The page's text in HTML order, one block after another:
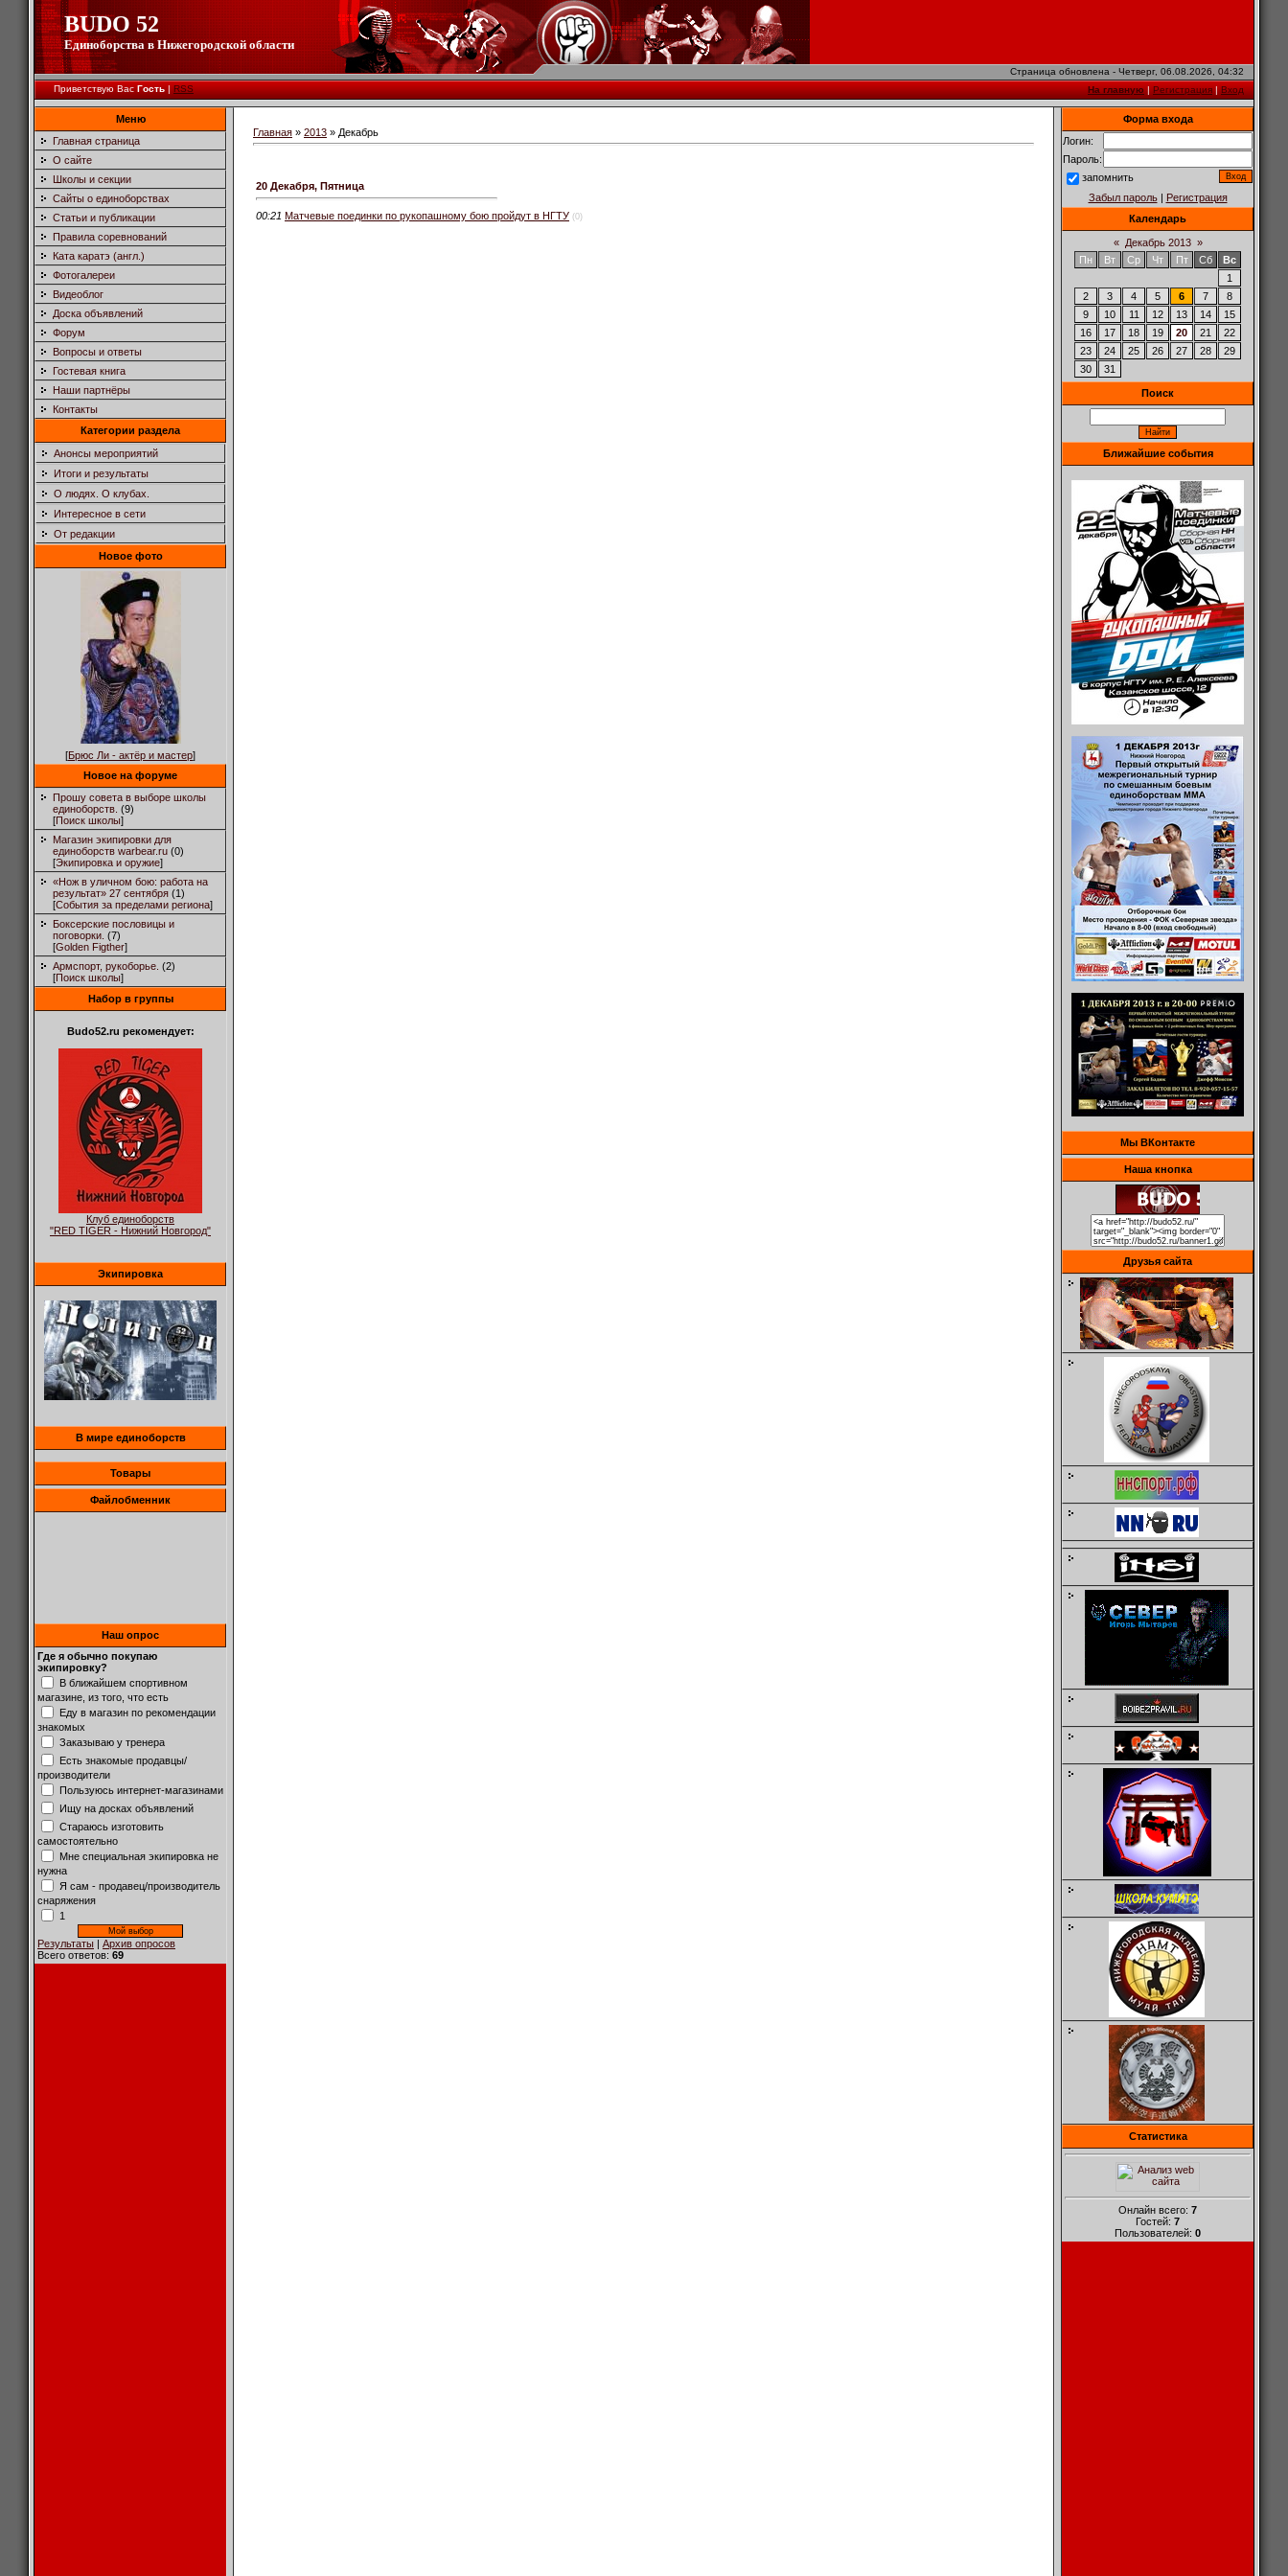
BUDO 52
Единоборства в Нижегородской области
Страница обновлена - Четверг, 06.08.2026, 04:32
Приветствую Вас Гость|RSS На главную|Регистрация|Вход
Меню
Главная страница
О сайте
Школы и секции
Сайты о единоборствах
Статьи и публикации
Правила соревнований
Ката каратэ (англ.)
Фотогалереи
Видеоблог
Доска объявлений
Форум
Вопросы и ответы
Гостевая книга
Наши партнёры
Контакты
Категории раздела
Анонсы мероприятий
Итоги и результаты
О людях. О клубах.
Интересное в сети
От редакции
Новое фото
[Брюс Ли - актёр и мастер]
Новое на форуме
Прошу совета в выборе школы
единоборств. (9)
[Поиск школы]
Магазин экипировки для
единоборств warbear.ru (0)
[Экипировка и оружие]
«Нож в уличном бою: работа на
результат» 27 сентября (1)
[События за пределами региона]
Боксерские пословицы и
поговорки. (7)
[Golden Figther]
Армспорт, рукоборье. (2)
[Поиск школы]
Набор в группы
Budo52.ru рекомендует:
Клуб единоборств
"RED TIGER - Нижний Новгород"
Экипировка
В мире единоборств
Товары
Файлобменник
Наш опрос
Где я обычно покупаю
экипировку?
В ближайшем спортивном
магазине, из того, что есть
Еду в магазин по рекомендации
знакомых
Заказываю у тренера
Есть знакомые продавцы/
производители
Пользуюсь интернет-магазинами
Ищу на досках объявлений
Стараюсь изготовить
самостоятельно
Мне специальная экипировка не
нужна
Я сам - продавец/производитель
снаряжения
1
Результаты | Архив опросов
Всего ответов: 69
Главная » 2013 » Декабрь
20 Декабря, Пятница
00:21 Матчевые поединки по рукопашному бою пройдут в НГТУ (0)
Форма входа
Логин:
Пароль:
запомнить
Забыл пароль| Регистрация
Календарь
« Декабрь 2013 »
Пн
Вт Ср Чт Пт Сб
Вс
1
2
3 4 5 6 7
8
9
10 11 12 13 14
15
16
17 18 19 20 21
22
23
24 25 26 27 28
29
30
31
Поиск
Ближайшие события
Мы ВКонтакте
Наша кнопка
Друзья сайта
Статистика
Онлайн всего: 7
Гостей: 7
Пользователей: 0